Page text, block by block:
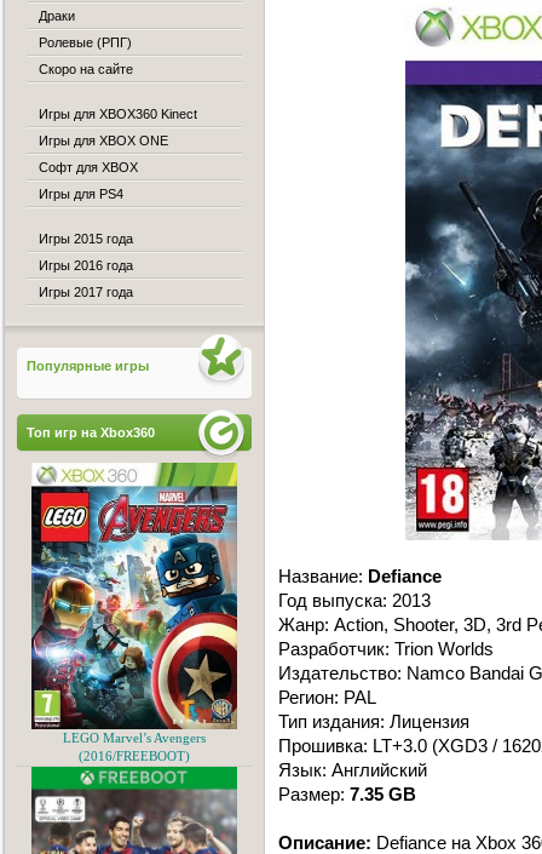
Название: Defiance
Год выпуска: 2013
Жанр: Action, Shooter, 3D, 3rd
Разработчик: Trion Worlds
Издательство: Namco Bandai
Регион: PAL
Тип издания: Лицензия
Прошивка: LT+3.0 (XGD3 /
Язык: Английский
Размер: 7.35 GB
Описание: Defiance на Xbox
Драки
Ролевые (РПГ)
Скоро на сайте
Игры для XBOX360 Kinect
Игры для XBOX ONE
Софт для XBOX
Игры для PS4
Игры 2015 года
Игры 2016 года
Игры 2017 года
Популярные игры
Топ игр на Xbox360
LEGO Marvel’s Avengers
(2016/FREEBOOT)